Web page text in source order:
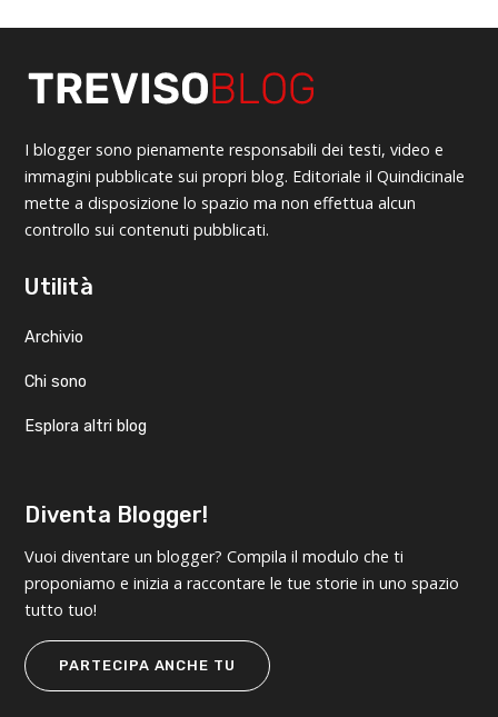
I blogger sono pienamente responsabili dei testi, video e
immagini pubblicate sui propri blog. Editoriale il Quindicinale
mette a disposizione lo spazio ma non effettua alcun
controllo sui contenuti pubblicati.
Utilità
Archivio
Chi sono
Esplora altri blog
Diventa Blogger!
Vuoi diventare un blogger? Compila il modulo che ti
proponiamo e inizia a raccontare le tue storie in uno spazio
tutto tuo!
PARTECIPA ANCHE TU